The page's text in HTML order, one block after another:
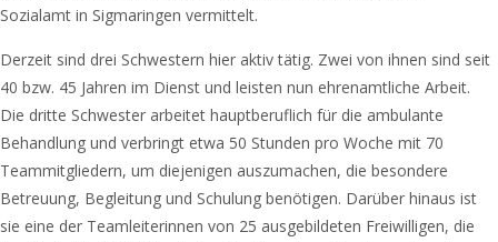
Sozialamt in Sigmaringen vermittelt.
Derzeit sind drei Schwestern hier aktiv tätig. Zwei von ihnen sind seit
40 bzw. 45 Jahren im Dienst und leisten nun ehrenamtliche Arbeit.
Die dritte Schwester arbeitet hauptberuflich für die ambulante
Behandlung und verbringt etwa 50 Stunden pro Woche mit 70
Teammitgliedern, um diejenigen auszumachen, die besondere
Betreuung, Begleitung und Schulung benötigen. Darüber hinaus ist
sie eine der Teamleiterinnen von 25 ausgebildeten Freiwilligen, die